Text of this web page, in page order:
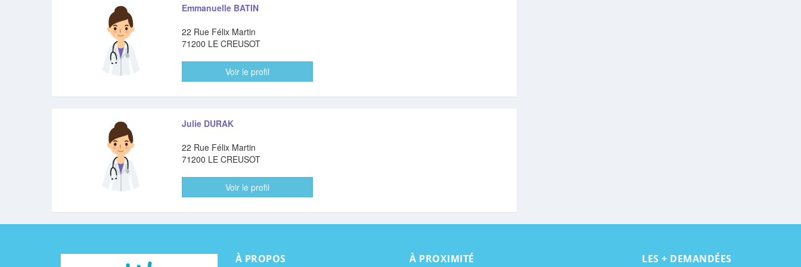
Emmanuelle BATIN
22 Rue Félix Martin
71200 LE CREUSOT
Voir le profil
Julie DURAK
22 Rue Félix Martin
71200 LE CREUSOT
Voir le profil
À PROPOS À PROXIMITÉ LES + DEMANDÉES